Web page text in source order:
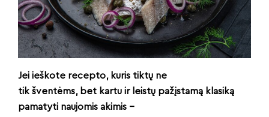
Jei ieškote recepto, kuris tiktų ne
tik šventėms, bet kartu ir leistų pažįstamą klasiką
pamatyti naujomis akimis –